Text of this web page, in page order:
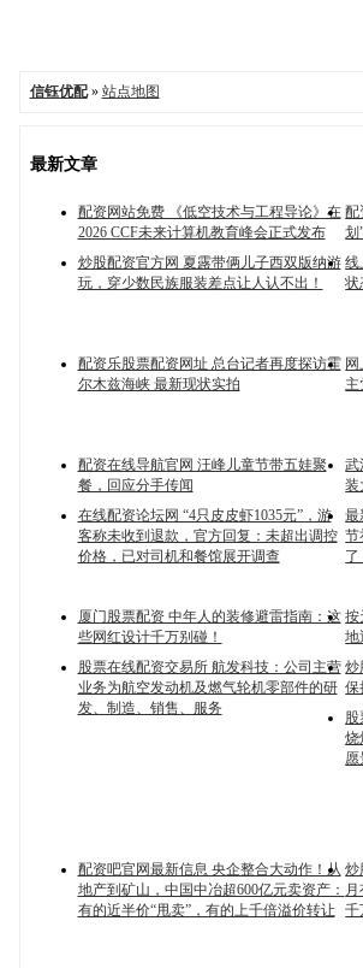
信钰优配» 站点地图
最新文章
配资网站免费 《低空技术与工程导论》在
2026 CCF未来计算机教育峰会正式发布
配
划
炒股配资官方网 夏露带俩儿子西双版纳游
玩，穿少数民族服装差点让人认不出！
线
状
配资乐股票配资网址 总台记者再度探访霍
尔木兹海峡 最新现状实拍
主
配资在线导航官网 汪峰儿童节带五娃聚
餐，回应分手传闻
武
装
在线配资论坛网 “4只皮皮虾1035元”，游
客称未收到退款，官方回复：未超出调控
价格，已对司机和餐馆展开调查
最
节
了
厦门股票配资 中年人的装修避雷指南：这
些网红设计千万别碰！
按
地
股票在线配资交易所 航发科技：公司主营
业务为航空发动机及燃气轮机零部件的研
发、制造、销售、服务
炒
保
烧
愿
配资吧官网最新信息 央企整合大动作！从
地产到矿山，中国中冶超600亿元卖资产：
有的近半价“甩卖”，有的上千倍溢价转让
炒
千